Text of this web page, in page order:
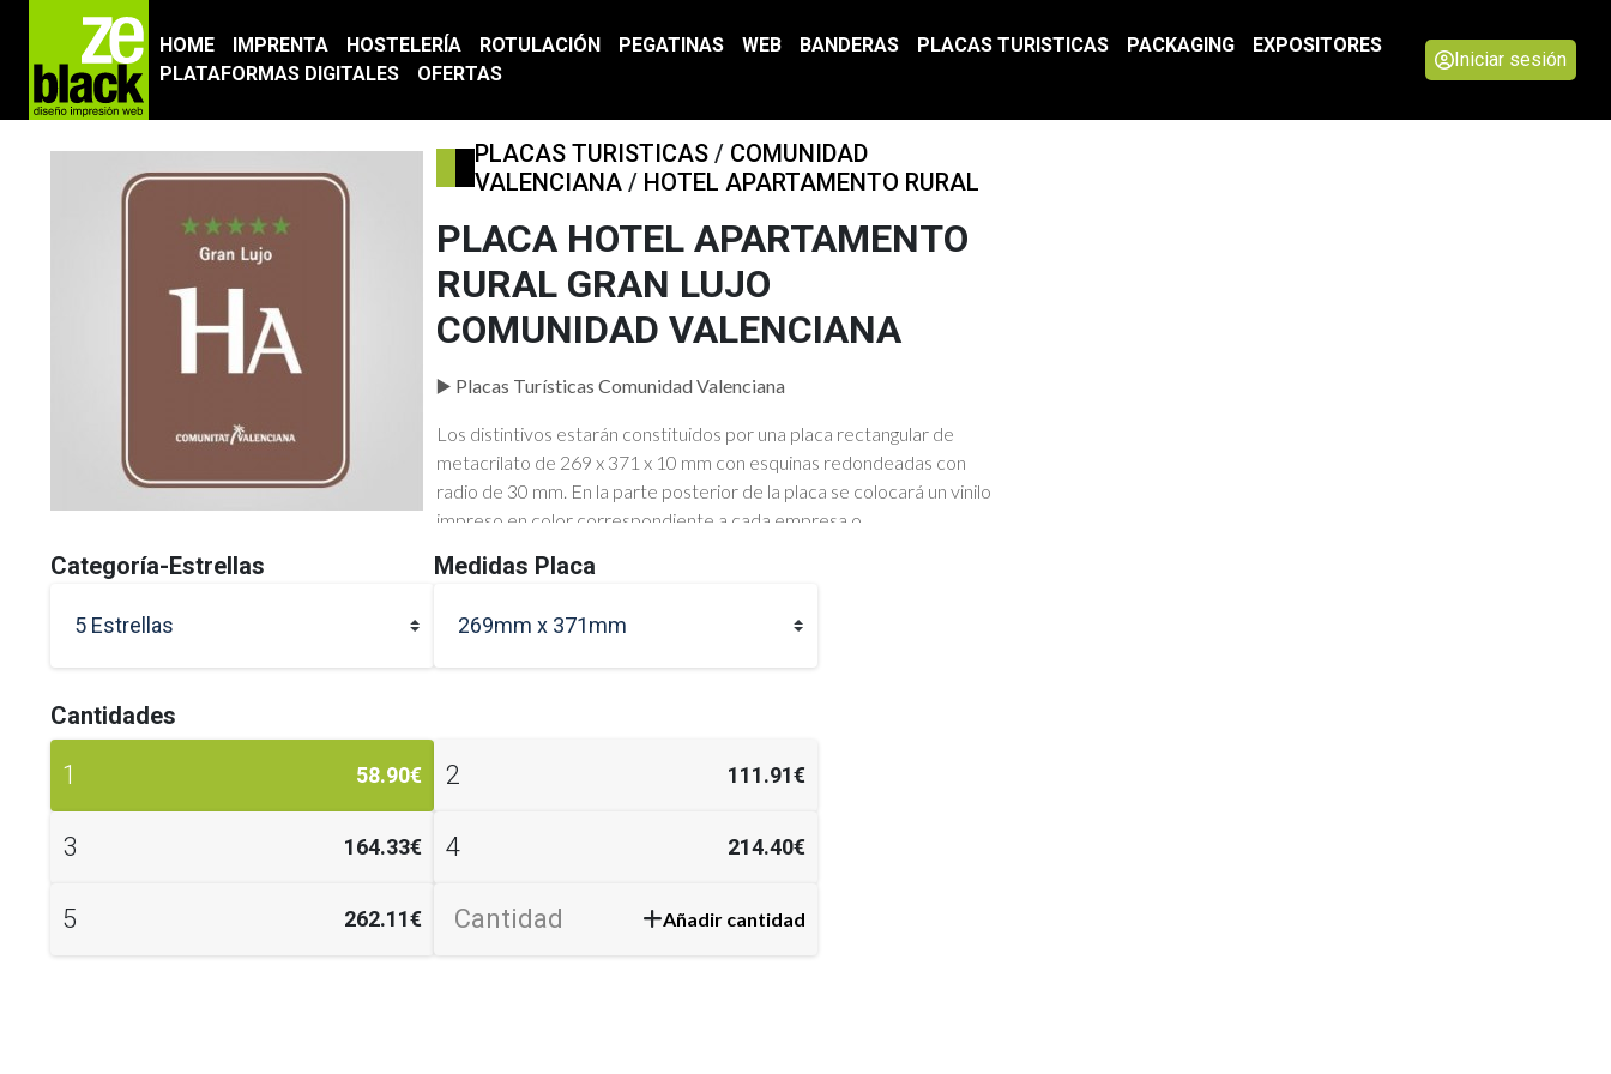
HOME IMPRENTA HOSTELERÍA ROTULACIÓN PEGATINAS WEB BANDERAS PLACAS TURISTICAS PACKAGING
EXPOSITORES
PLATAFORMAS DIGITALES
OFERTAS
Iniciar sesión
PLACAS TURISTICAS / COMUNIDAD
VALENCIANA / HOTEL APARTAMENTO RURAL
PLACA HOTEL APARTAMENTO
RURAL GRAN LUJO
COMUNIDAD VALENCIANA
▶️ Placas Turísticas Comunidad Valenciana
Los distintivos estarán constituidos por una placa rectangular de
metacrilato de 269 x 371 x 10 mm con esquinas redondeadas con
radio de 30 mm. En la parte posterior de la placa se colocará un vinilo
impreso en color correspondiente a cada empresa o
cada tipo, modalidad de empresa, establecimiento y, cuando
establecimiento, y, en su caso, bajo las estrellas, la mención de Gran
Lujo, Lujo, Superior o Especialidad.
DESCARGA PDF
Obligatoriedad de exhibición de distintivos
Categoría-Estrellas
5 Estrellas
Medidas Placa
269mm x 371mm
Cantidades
1 58.90€ 2 111.91€
3 164.33€ 4 214.40€
5 262.11€ Añadir cantidad